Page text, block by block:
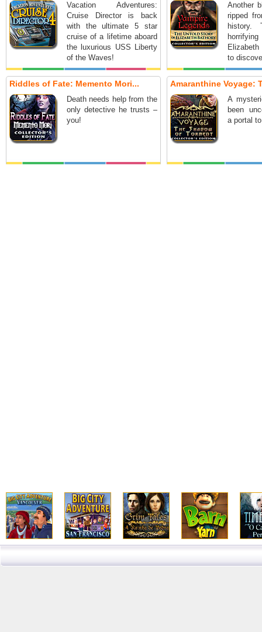
Vacation Adventures:
Cruise Director is back
with the ultimate 5 star
cruise of a lifetime aboard
the luxurious USS Liberty
of the Waves!
Another
ripped
history.
to
Riddles of Fate: Memento Mori...
Death needs help from the
only detective he trusts –
you!
Amaranthine Voyage:
A
been
a portal